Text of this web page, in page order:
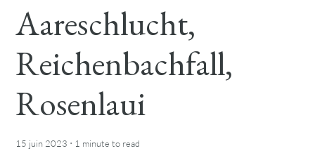
Aareschlucht,
Reichenbachfall,
Rosenlaui
15 juin 2023 · 1 minute to read